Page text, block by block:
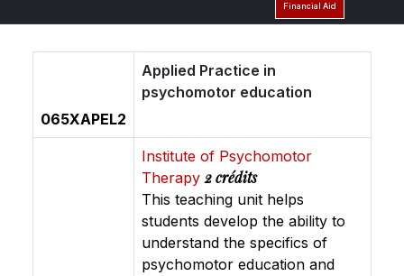
Financial Aid
065XAPEL2
Applied Practice in
psychomotor education
Institute of Psychomotor
Therapy2 crédits
This teaching unit helps
students develop the ability to
understand the specifics of
psychomotor education and